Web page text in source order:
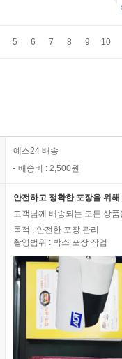
5 6 7 8 9 10
예스24 배송
배송비 : 2,500원
안전하고 정확한 포장을 위
고객님께 배송되는 모든 상
목적 : 안전한 포장 관리
촬영범위 : 박스 포장 작업